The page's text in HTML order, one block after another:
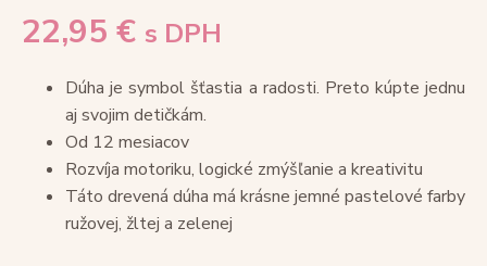
22,95 € s DPH
Dúha je symbol šťastia a radosti. Preto kúpte jednu
aj svojim detičkám.
Od 12 mesiacov
Rozvíja motoriku, logické zmýšľanie a kreativitu
Táto drevená dúha má krásne jemné pastelové farby
ružovej, žltej a zelenej